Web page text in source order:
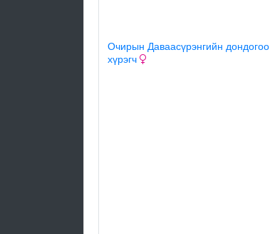
Очирын Даваасүрэнгийн дондогоо
хүрэгч